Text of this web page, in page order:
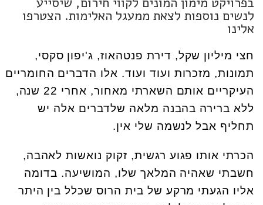
לנשים נוספות לצאת ממעגל האלימות. הצטרפו
אלינו
חצי מיליון שקל, דירת פנטהאוז, ג'יפון סקסי,
תמונות, מזכרות ועוד ועוד. אלו הדברים החומריים
העיקריים אותם השארתי מאחור, אחרי 22 שנה,
ללא ברירה בהבנה מלאה שלדברים אלה יש
תחליף אבל לנשמה שלי אין.
הכרתי אותו פגוע רגשית, זקוק נואשות לאהבה,
חשבתי שאהיה המלאך שלו, המושיעה. בדומה
אליו הגעתי מרקע של בית הרוס שכלל בין היתר